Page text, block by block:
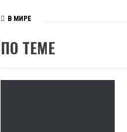
В МИРЕ
ПО ТЕМЕ